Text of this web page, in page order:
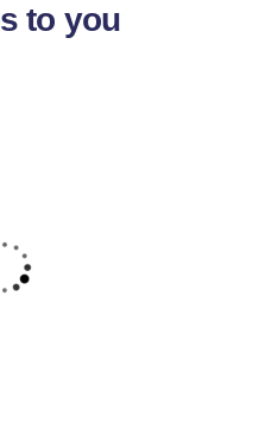
to you